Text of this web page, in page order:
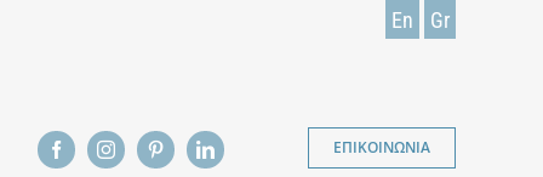
En Gr
ΕΠΙΚΟΙΝΩΝΙΑ